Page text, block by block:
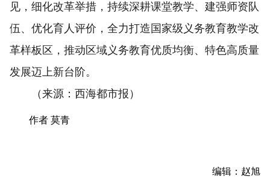
见，细化改革举措，持续深耕课堂教学、建强师资队
伍、优化育人评价，全力打造国家级义务教育教学改
革样板区，推动区域义务教育优质均衡、特色高质量
发展迈上新台阶。
（来源：西海都市报）
作者 莫青
编辑：赵旭